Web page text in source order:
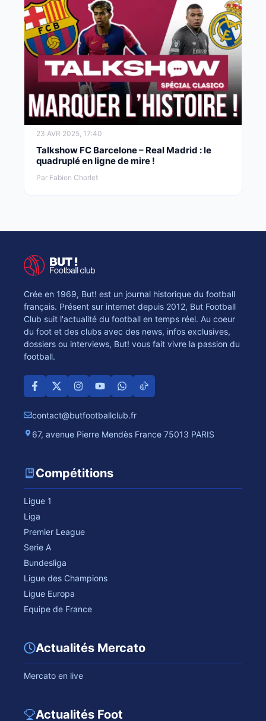
23 AVR 2025, 17:40
Talkshow FC Barcelone – Real Madrid : le
quadruplé en ligne de mire !
Par Fabien Chorlet
Crée en 1969, But! est un journal historique du football
français. Présent sur internet depuis 2012, But Football
Club suit l'actualité du football en temps réel. Au coeur
du foot et des clubs avec des news, infos exclusives,
dossiers ou interviews, But! vous fait vivre la passion du
football.
contact@butfootballclub.fr
67, avenue Pierre Mendès France 75013 PARIS
Compétitions
Ligue 1
Liga
Premier League
Serie A
Bundesliga
Ligue des Champions
Ligue Europa
Equipe de France
Actualités Mercato
Mercato en live
Actualités Foot